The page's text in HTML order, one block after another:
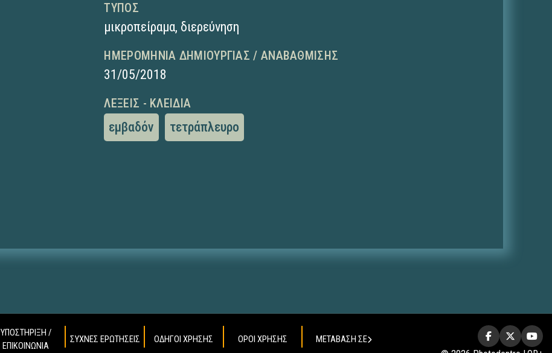
ΤΎΠΟΣ
μικροπείραμα, διερεύνηση
ΗΜΕΡΟΜΗΝΊΑ ΔΗΜΙΟΥΡΓΊΑΣ / ΑΝΑΒΆΘΜΙΣΗΣ
31/05/2018
ΛΈΞΕΙΣ - ΚΛΕΙΔΙΆ
εμβαδόν τετράπλευρο
ΥΠΟΣΤΗΡΙΞΗ /
ΕΠΙΚΟΙΝΩΝΙΑ
ΣΥΧΝΕΣ ΕΡΩΤΗΣΕΙΣ ΟΔΗΓΟΙ ΧΡΗΣΗΣ ΟΡΟΙ ΧΡΗΣΗΣ ΜΕΤΑΒΑΣΗ ΣΕ